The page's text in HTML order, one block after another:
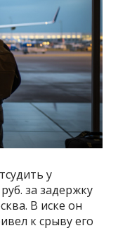
у
за задержку
В иске он
к срыву его